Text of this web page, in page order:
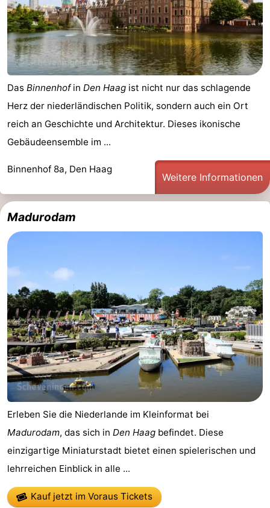
für
Touristen
Medizin
Adressen
Wetter
Kontakt
Das Binnenhofin Den Haag ist nicht nur das schlagende
Herz der niederländischen Politik, sondern auch ein Ort
reich an Geschichte und Architektur. Dieses ikonische
Gebäudeensemble im ...
Binnenhof 8a, Den Haag
Weitere Informationen
Madurodam
Erleben Sie die Niederlande im Kleinformat bei
Madurodam, das sich in Den Haag befindet. Diese
einzigartige Miniaturstadt bietet einen spielerischen und
lehrreichen Einblick in alle ...
Kauf jetzt im Voraus Tickets